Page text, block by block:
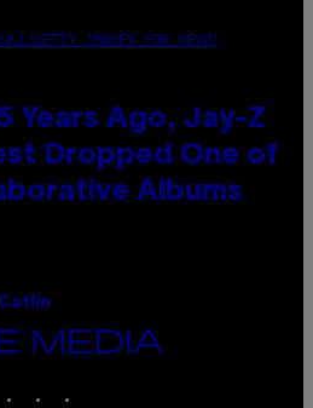
GETTY IMAGES FOR VEVO)
Years Ago, Jay-Z
Dropped One of
Albums